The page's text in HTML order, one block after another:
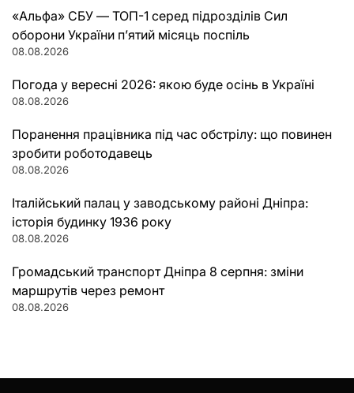
«Альфа» СБУ — ТОП-1 серед підрозділів Сил
оборони України п’ятий місяць поспіль
08.08.2026
Погода у вересні 2026: якою буде осінь в Україні
08.08.2026
Поранення працівника під час обстрілу: що повинен
зробити роботодавець
08.08.2026
Італійський палац у заводському районі Дніпра:
історія будинку 1936 року
08.08.2026
Громадський транспорт Дніпра 8 серпня: зміни
маршрутів через ремонт
08.08.2026